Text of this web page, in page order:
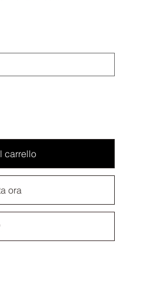
carrello
ora